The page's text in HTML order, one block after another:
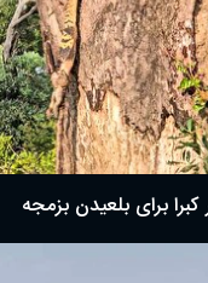
کبرا برای بلعیدن بزمجه